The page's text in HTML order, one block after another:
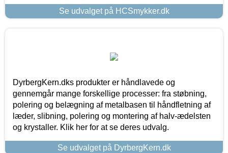
Se udvalget på HCSmykker.dk
DyrbergKern.dks produkter er håndlavede og
gennemgår mange forskellige processer: fra støbning,
polering og belægning af metalbasen til håndfletning af
læder, slibning, polering og montering af halv-ædelsten
og krystaller. Klik her for at se deres udvalg.
Se udvalget på DyrbergKern.dk